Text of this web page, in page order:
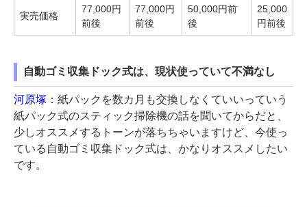
実売価格
77,000円
前後
77,000円
前後
50,000円前
後
25,000
円前後
自動ゴミ収集ドック式は、現状使っていて不満なし
河原塚： 紙パックを数カ月も交換しなくていいっていう
紙パック式のスティック掃除機の話を聞いてからだと、
少しオススメするトーンが落ちちゃいますけど、今使っ
ている自動ゴミ収集ドック式は、かなりオススメしたい
です。